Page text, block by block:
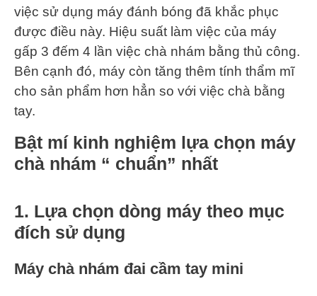
việc sử dụng máy đánh bóng đã khắc phục
được điều này. Hiệu suất làm việc của máy
gấp 3 đếm 4 lần việc chà nhám bằng thủ công.
Bên cạnh đó, máy còn tăng thêm tính thẩm mĩ
cho sản phẩm hơn hẳn so với việc chà bằng
tay.
Bật mí kinh nghiệm lựa chọn máy
chà nhám “ chuẩn” nhất
1. Lựa chọn dòng máy theo mục
đích sử dụng
Máy chà nhám đai cầm tay mini